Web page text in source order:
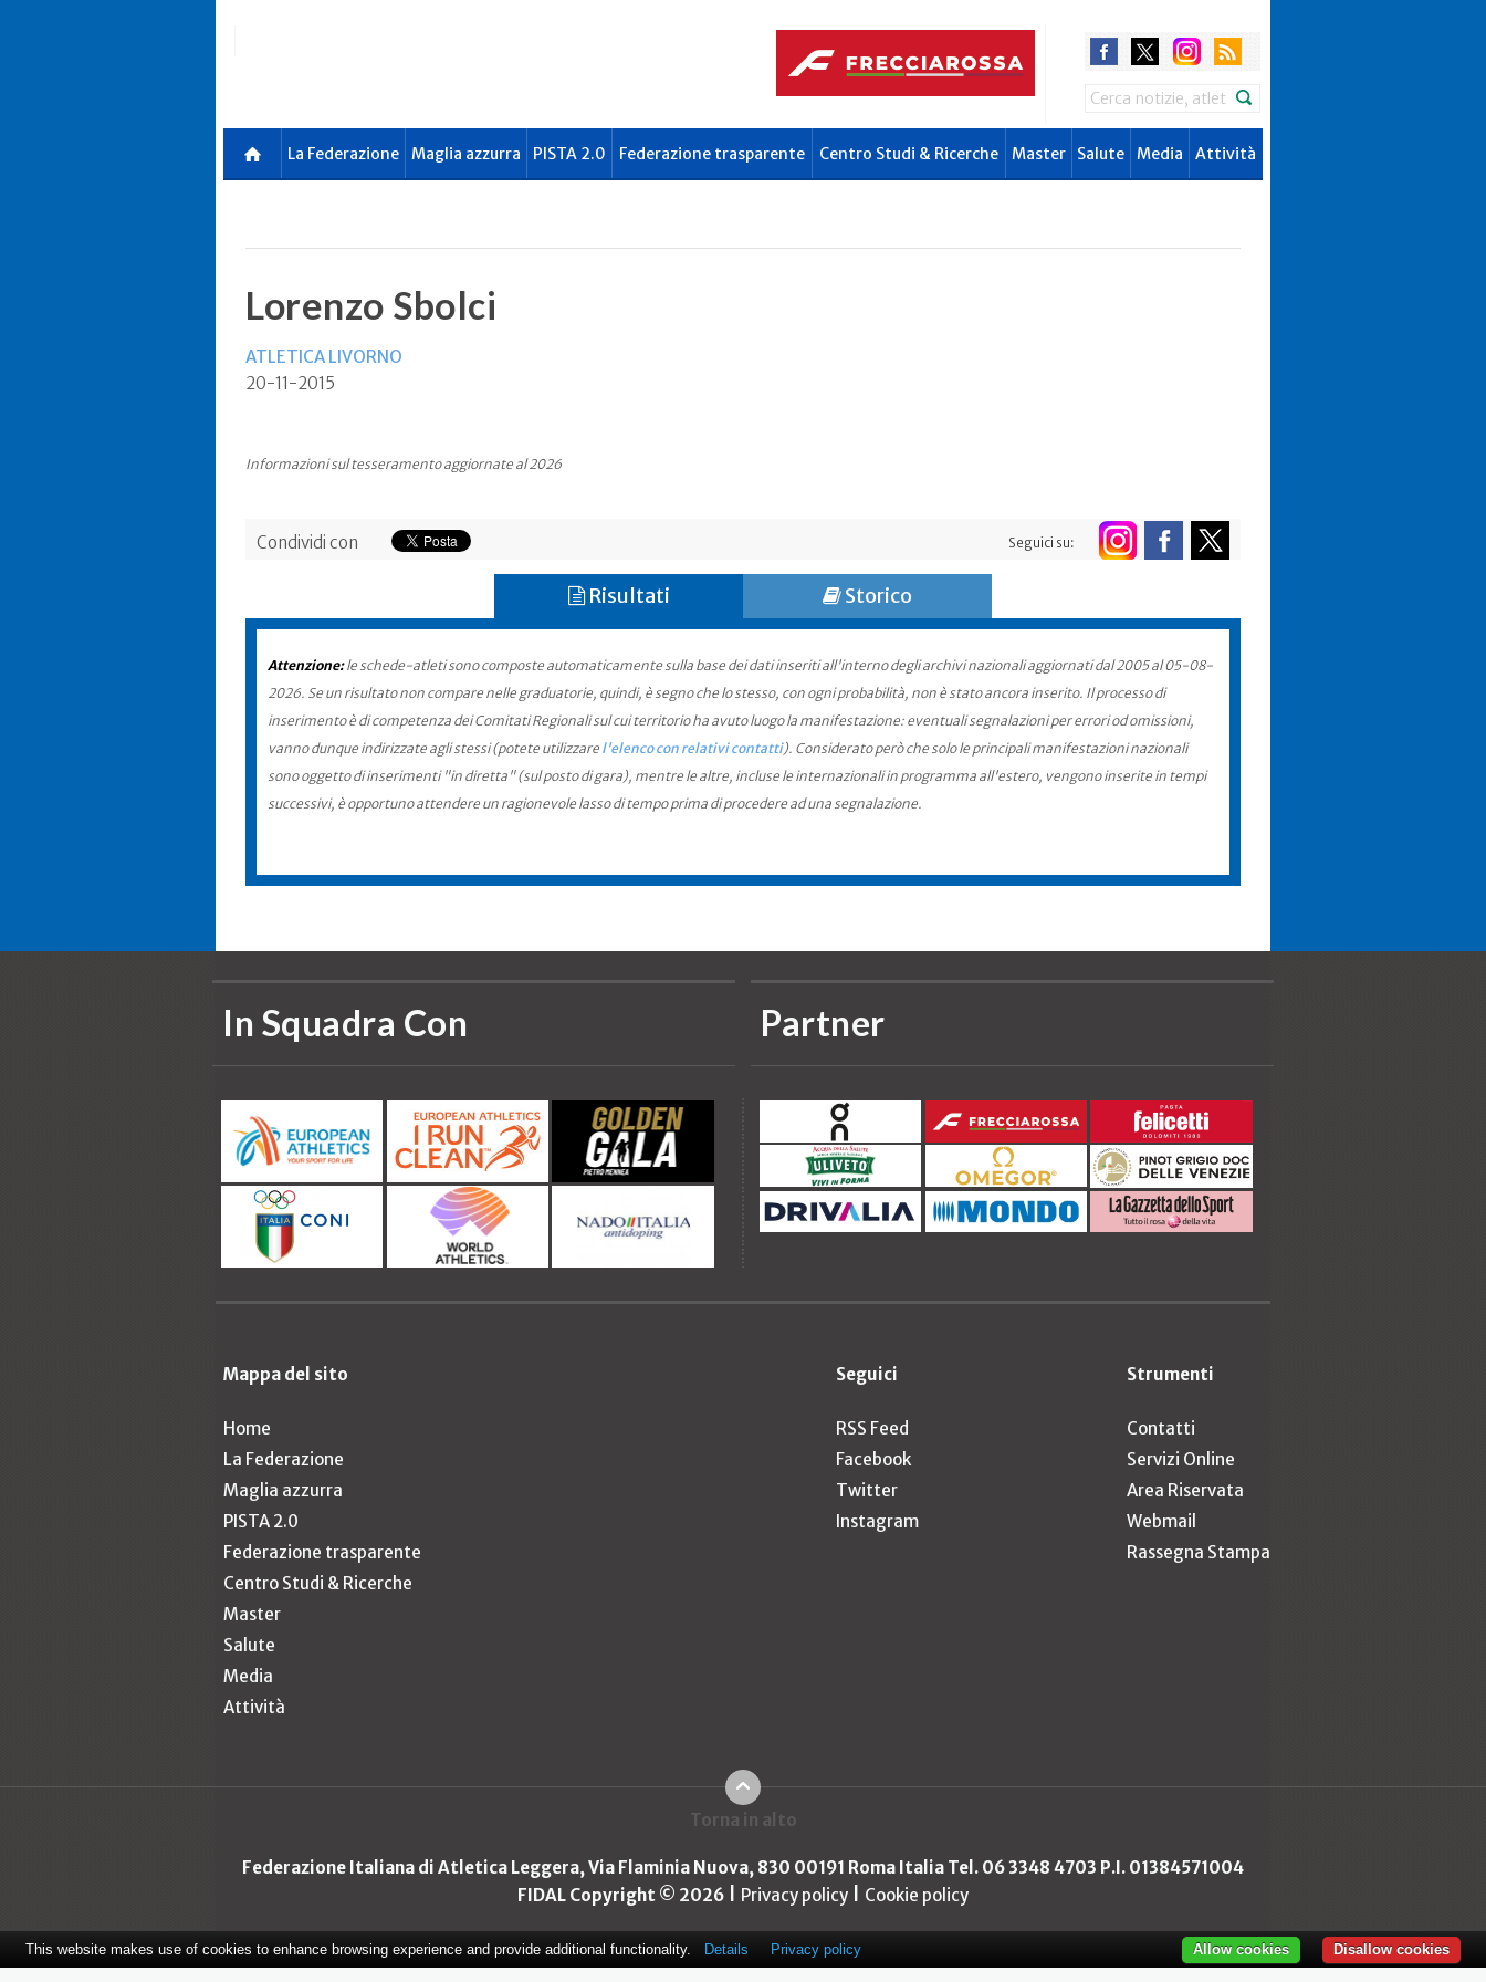
Search
La Federazione Maglia azzurra PISTA 2.0 Federazione trasparente Centro Studi & Ricerche Master Salute Media Attività
Lorenzo Sbolci
ATLETICA LIVORNO
20-11-2015
Informazioni sul tesseramento aggiornate al 2026
Condividi con Seguici su:
Risultati Storico
Attenzione:le schede-atleti sono composte automaticamente sulla base dei dati inseriti all'interno degli archivi nazionali aggiornati dal 2005 al 05-08-
2026. Se un risultato non compare nelle graduatorie, quindi, è segno che lo stesso, con ogni probabilità, non è stato ancora inserito. Il processo di
inserimento è di competenza dei Comitati Regionali sul cui territorio ha avuto luogo la manifestazione: eventuali segnalazioni per errori od omissioni,
vanno dunque indirizzate agli stessi (potete utilizzare l'elenco con relativi contatti). Considerato però che solo le principali manifestazioni nazionali
sono oggetto di inserimenti "in diretta" (sul posto di gara), mentre le altre, incluse le internazionali in programma all'estero, vengono inserite in tempi
successivi, è opportuno attendere un ragionevole lasso di tempo prima di procedere ad una segnalazione.
In Squadra Con Partner
Mappa del sito
Home
La Federazione
Maglia azzurra
PISTA 2.0
Federazione trasparente
Centro Studi & Ricerche
Master
Salute
Media
Attività
Seguici
RSS Feed
Facebook
Twitter
Instagram
Strumenti
Contatti
Servizi Online
Area Riservata
Webmail
Rassegna Stampa
Torna in alto
Federazione Italiana di Atletica Leggera, Via Flaminia Nuova, 830 00191 Roma Italia Tel. 06 3348 4703 P.I. 01384571004
FIDAL Copyright © 2026
Privacy policy Cookie policy
This website makes use of cookies to enhance browsing experience and provide additional functionality. Details Privacy policy Disallow cookies
Allow cookies